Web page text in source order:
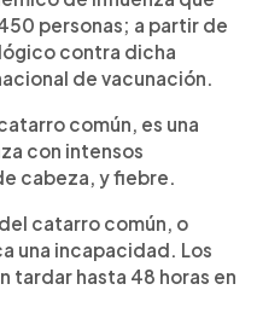
personas; a partir de
contra dicha
de vacunación.
común, es una
con intensos
cabeza, y fiebre.
catarro común, o
una incapacidad. Los
tardar hasta 48 horas en